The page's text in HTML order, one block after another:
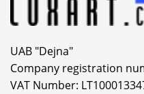
UAB "Dejna"
Company registration
VAT Number: